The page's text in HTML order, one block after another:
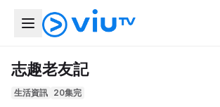
志趣老友記
生活資訊 20集完